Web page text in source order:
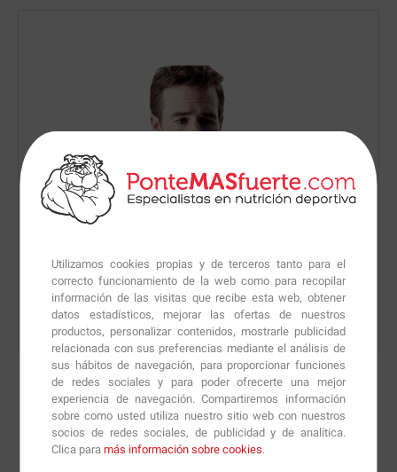
Utilizamos cookies propias y de terceros tanto para el
correcto funcionamiento de la web como para recopilar
información de las visitas que recibe esta web, obtener
datos estadísticos, mejorar las ofertas de nuestros
productos, personalizar contenidos, mostrarle publicidad
relacionada con sus preferencias mediante el análisis de
sus hábitos de navegación, para proporcionar funciones
de redes sociales y para poder ofrecerte una mejor
experiencia de navegación. Compartiremos información
sobre como usted utiliza nuestro sitio web con nuestros
socios de redes sociales, de publicidad y de analítica.
Clica paramás información sobre cookies.
Nuevas versiones y
recomendaciones de